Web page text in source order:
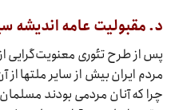
د. مقبولیت عامه اندیشه
پس از طرح تئوری معنویت‌گرایی
مردم ایران بیش از سایر ملتها از
چرا که آنان مردمی بودند